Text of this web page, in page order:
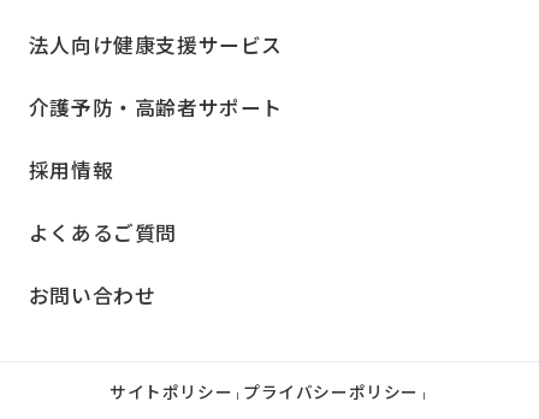
法人向け健康支援サービス
介護予防・高齢者サポート
採用情報
よくあるご質問
お問い合わせ
サイトポリシー | プライバシーポリシー |